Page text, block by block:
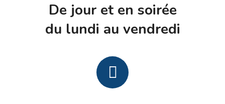
De jour et en soirée
du lundi au vendredi